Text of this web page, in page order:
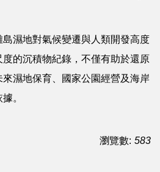
濕地對氣候變遷與人類開發高度
的沉積物紀錄，不僅有助於還原
濕地保育、國家公園經營及海岸
。
瀏覽數: 583